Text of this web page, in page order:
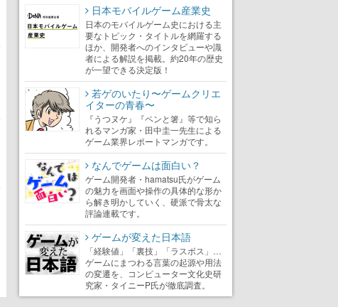
日本モバイルゲーム産業史
日本のモバイルゲーム史における主
要なトピック・タイトルを網羅する
ほか、開発者へのインタビューや識
者による解説を掲載。約20年の歴史
が一望できる決定版！
若ゲのいたり〜ゲームクリエ
イターの青春〜
『うつヌケ』『ペンと箸』等で知ら
れるマンガ家・田中圭一先生による
ゲーム業界レポートマンガです。
なんでゲームは面白い？
ゲーム開発者・hamatsu氏がゲーム
の魅力を画面や操作の具体的な形か
ら解き明かしていく、硬派で骨太な
評論連載です。
ゲームが変えた日本語
「経験値」「裏技」「ラスボス」…
ゲームにまつわる言葉の起源や用法
の変遷を、コンピューター文化史研
究家・タイニーP氏が徹底調査。